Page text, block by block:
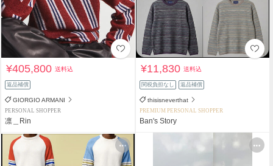
¥405,800送料込
返品補償
GIORGIO ARMANI
PERSONAL SHOPPER
凛＿Rin
¥11,830送料込
関税負担なし 返品補償
thisisneverthat
PREMIUM PERSONAL SHOPPER
Ban's Story